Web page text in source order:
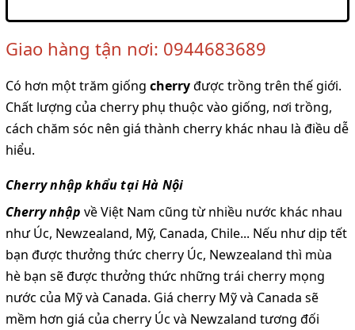
Giao hàng tận nơi: 0944683689
Có hơn một trăm giống cherryđược trồng trên thế giới.
Chất lượng của cherry phụ thuộc vào giống, nơi trồng,
cách chăm sóc nên giá thành cherry khác nhau là điều dễ
hiểu.
Cherry nhập khẩu tại Hà Nội
Cherry nhập về Việt Nam cũng từ nhiều nước khác nhau
như Úc, Newzealand, Mỹ, Canada, Chile... Nếu như dịp tết
bạn được thưởng thức cherry Úc, Newzealand thì mùa
hè bạn sẽ được thưởng thức những trái cherry mọng
nước của Mỹ và Canada. Giá cherry Mỹ và Canada sẽ
mềm hơn giá của cherry Úc và Newzaland tương đối